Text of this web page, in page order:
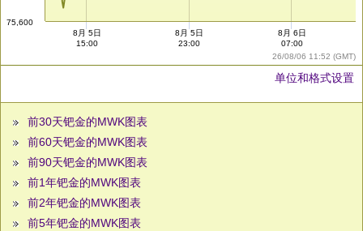
26/08/06 11:52 (GMT)
75,600
8月 5日
15:00
8月 5日
23:00
8月 6日
07:00
单位和格式设置
前30天钯金的MWK图表
前60天钯金的MWK图表
前90天钯金的MWK图表
前1年钯金的MWK图表
前2年钯金的MWK图表
前5年钯金的MWK图表